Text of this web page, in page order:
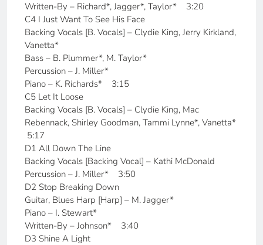
Written-By – Richard*, Jagger*, Taylor* 3:20
C4 I Just Want To See His Face
Backing Vocals [B. Vocals] – Clydie King, Jerry Kirkland,
Vanetta*
Bass – B. Plummer*, M. Taylor*
Percussion – J. Miller*
Piano – K. Richards* 3:15
C5 Let It Loose
Backing Vocals [B. Vocals] – Clydie King, Mac
Rebennack, Shirley Goodman, Tammi Lynne*, Vanetta*
5:17
D1 All Down The Line
Backing Vocals [Backing Vocal] – Kathi McDonald
Percussion – J. Miller* 3:50
D2 Stop Breaking Down
Guitar, Blues Harp [Harp] – M. Jagger*
Piano – I. Stewart*
Written-By – Johnson* 3:40
D3 Shine A Light